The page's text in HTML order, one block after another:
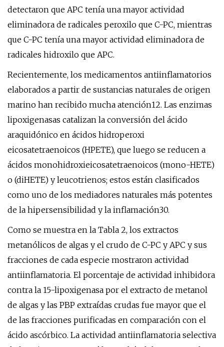
detectaron que APC tenía una mayor actividad
eliminadora de radicales peroxilo que C-PC, mientras
que C-PC tenía una mayor actividad eliminadora de
radicales hidroxilo que APC.
Recientemente, los medicamentos antiinflamatorios
elaborados a partir de sustancias naturales de origen
marino han recibido mucha atención12. Las enzimas
lipoxigenasas catalizan la conversión del ácido
araquidónico en ácidos hidroperoxi
eicosatetraenoicos (HPETE), que luego se reducen a
ácidos monohidroxieicosatetraenoicos (mono-HETE)
o (diHETE) y leucotrienos; estos están clasificados
como uno de los mediadores naturales más potentes
de la hipersensibilidad y la inflamación30.
Como se muestra en la Tabla 2, los extractos
metanólicos de algas y el crudo de C-PC y APC y sus
fracciones de cada especie mostraron actividad
antiinflamatoria. El porcentaje de actividad inhibidora
contra la 15-lipoxigenasa por el extracto de metanol
de algas y las PBP extraídas crudas fue mayor que el
de las fracciones purificadas en comparación con el
ácido ascórbico. La actividad antiinflamatoria selectiva